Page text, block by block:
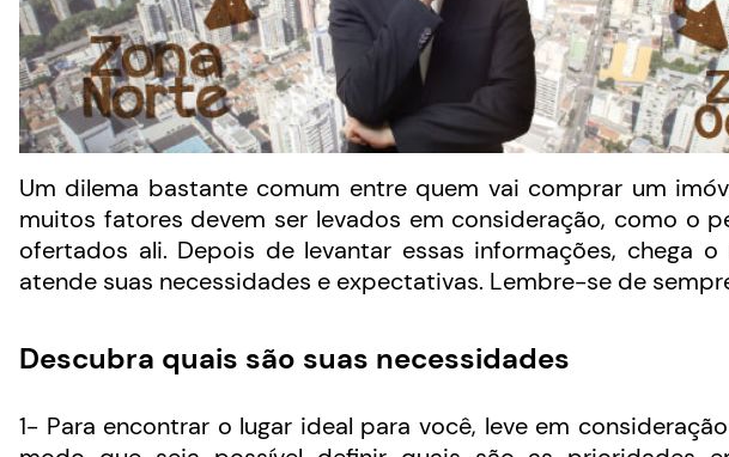
Um dilema bastante comum entre quem vai comprar um
muitos fatores devem ser levados em consideração, como o
ofertados ali. Depois de levantar essas informações, chega
atende suas necessidades e expectativas. Lembre-se de
Descubra quais são suas necessidades
1- Para encontrar o lugar ideal para você, leve em